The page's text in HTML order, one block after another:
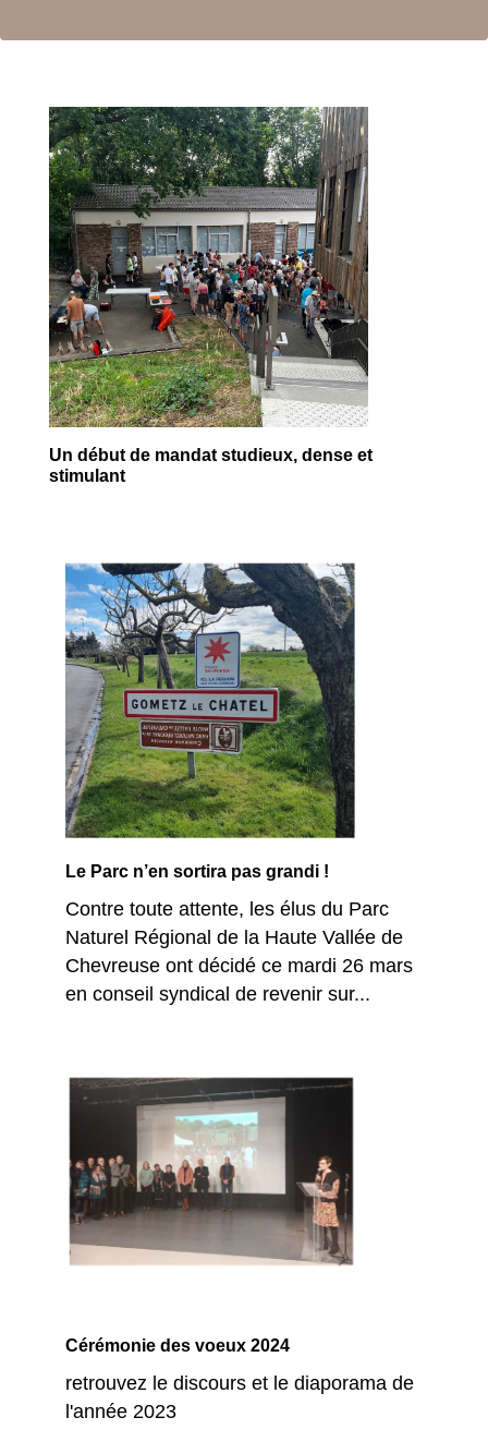
Un début de mandat studieux, dense et
stimulant
Le Parc n’en sortira pas grandi !
Contre toute attente, les élus du Parc
Naturel Régional de la Haute Vallée de
Chevreuse ont décidé ce mardi 26 mars
en conseil syndical de revenir sur...
Cérémonie des voeux 2024
retrouvez le discours et le diaporama de
l'année 2023